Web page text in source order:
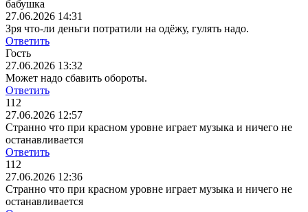
бабушка
27.06.2026 14:31
Зря что-ли деньги потратили на одёжу, гулять надо.
Ответить
Гость
27.06.2026 13:32
Может надо сбавить обороты.
Ответить
112
27.06.2026 12:57
Странно что при красном уровне играет музыка и ничего не
останавливается
Ответить
112
27.06.2026 12:36
Странно что при красном уровне играет музыка и ничего не
останавливается